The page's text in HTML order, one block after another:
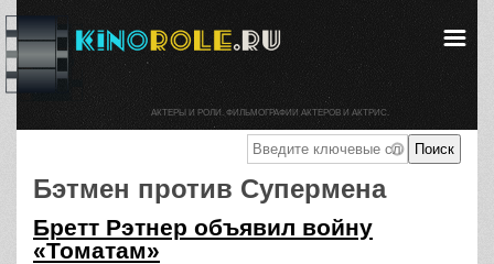
Бэтмен против Супермена
Бретт Рэтнер объявил войну
«Томатам»
АКТЕРЫ И РОЛИ. ФИЛЬМОГРАФИИ АКТЕРОВ И АКТРИС.